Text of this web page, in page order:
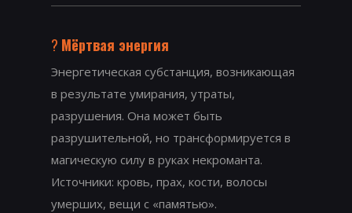
? Мёртвая энергия
Энергетическая субстанция, возникающая
в результате умирания, утраты,
разрушения. Она может быть
разрушительной, но трансформируется в
магическую силу в руках некроманта.
Источники: кровь, прах, кости, волосы
умерших, вещи с «памятью».